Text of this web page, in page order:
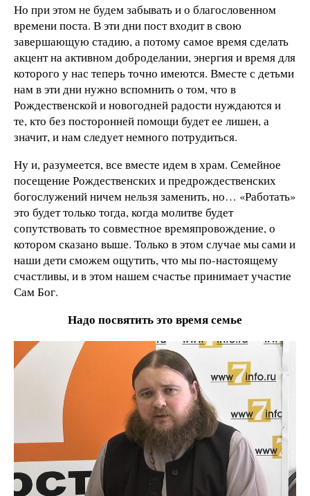
Но при этом не будем забывать и о благословенном
времени поста. В эти дни пост входит в свою
завершающую стадию, а потому самое время сделать
акцент на активном доброделании, энергия и время для
которого у нас теперь точно имеются. Вместе с детьми
нам в эти дни нужно вспомнить о том, что в
Рождественской и новогодней радости нуждаются и
те, кто без посторонней помощи будет ее лишен, а
значит, и нам следует немного потрудиться.
Ну и, разумеется, все вместе идем в храм. Семейное
посещение Рождественских и предрождественских
богослужений ничем нельзя заменить, но… «Работать»
это будет только тогда, когда молитве будет
сопутствовать то совместное времяпровождение, о
котором сказано выше. Только в этом случае мы сами и
наши дети сможем ощутить, что мы по-настоящему
счастливы, и в этом нашем счастье принимает участие
Сам Бог.
Надо посвятить это время семье